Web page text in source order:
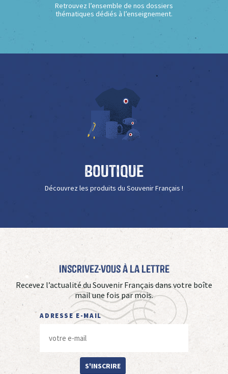
Retrouvez l’ensemble de nos dossiers
thématiques dédiés à l’enseignement.
Boutique
Découvrez les produits du Souvenir Français !
Inscrivez-vous à La Lettre
Recevez l’actualité du Souvenir Français dans votre boîte
mail une fois par mois.
ADRESSE E-MAIL
S'INSCRIRE